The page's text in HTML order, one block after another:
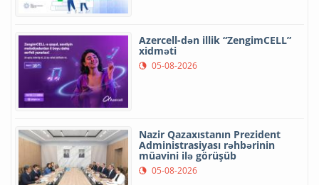
Azercell-dən illik “ZengimCELL”
xidməti
05-08-2026
Nazir Qazaxıstanın Prezident
Administrasiyası rəhbərinin
müavini ilə görüşüb
05-08-2026